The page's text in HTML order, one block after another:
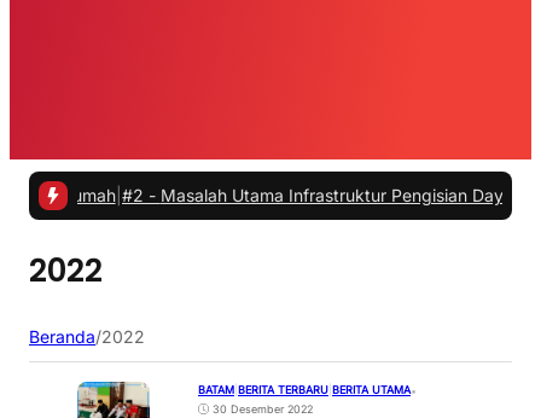
|#2 -Masalah Utama Infrastruktur Pengisian Daya untuk
2022
Beranda/2022
BATAM BERITA TERBARU BERITA UTAMA•
30 Desember 2022